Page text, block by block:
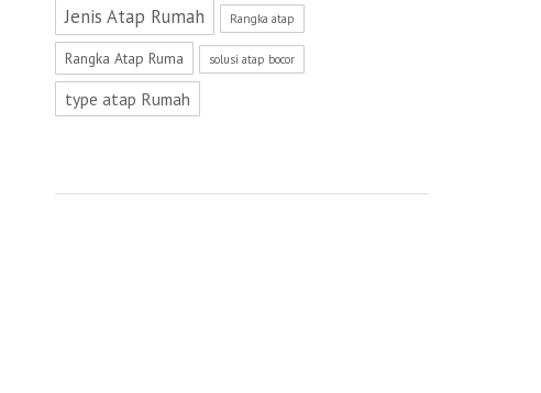
Jenis Atap Rumah Rangka atap
Rangka Atap Ruma solusi atap bocor
type atap Rumah